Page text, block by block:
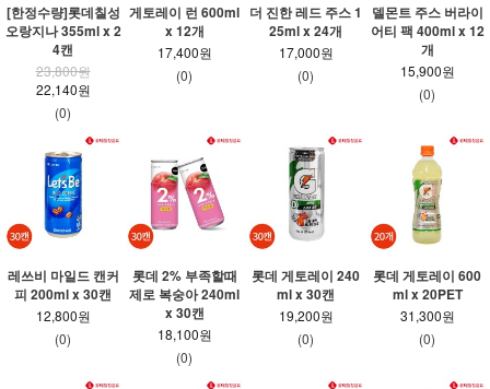
[한정수량]롯데칠성
오랑지나 355ml x 2
4캔
23,800원
22,140원
(0)
게토레이 런 600ml
x 12개
17,400원
(0)
더 진한 레드 주스 1
25ml x 24개
17,000원
(0)
델몬트 주스 버라이
어티 팩 400ml x 12
개
15,900원
(0)
레쓰비 마일드 캔커
피 200ml x 30캔
12,800원
(0)
롯데 2% 부족할때
제로 복숭아 240ml
x 30캔
18,100원
(0)
롯데 게토레이 240
ml x 30캔
19,200원
(0)
롯데 게토레이 600
ml x 20PET
31,300원
(0)